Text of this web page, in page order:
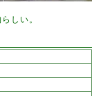
しい。